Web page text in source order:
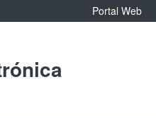
Portal Web